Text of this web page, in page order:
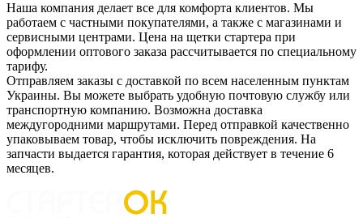
Наша компания делает все для комфорта клиентов. Мы
работаем с частными покупателями, а также с магазинами и
сервисными центрами. Цена на щетки стартера при
оформлении оптового заказа рассчитывается по специальному
тарифу.
Отправляем заказы с доставкой по всем населенным пунктам
Украины. Вы можете выбрать удобную почтовую службу или
транспортную компанию. Возможна доставка
междугородними маршрутами. Перед отправкой качественно
упаковываем товар, чтобы исключить повреждения. На
запчасти выдается гарантия, которая действует в течение 6
месяцев.